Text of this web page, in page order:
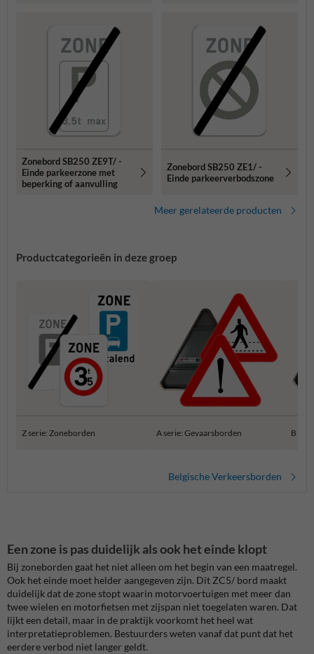
Zonebord SB250 ZE9T/ -
Einde parkeerzone met
beperking of aanvulling
Zonebord SB250 ZE1/ -
Einde parkeerverbodszone
Meer gerelateerde producten
Productcategorieën in deze groep
Z serie: Zoneborden A serie: Gevaarsborden B
Belgische Verkeersborden
Een zone is pas duidelijk als ook het einde klopt
Bij zoneborden gaat het niet alleen om het begin van een maatregel.
Ook het einde moet helder aangegeven zijn. Dit ZC5/ bord maakt
duidelijk dat de zone stopt waarin motorvoertuigen met meer dan
twee wielen en motorfietsen met zijspan niet toegelaten waren. Dat
lijkt een detail, maar in de praktijk voorkomt het heel wat
interpretatieproblemen. Bestuurders weten vanaf dat punt dat het
eerdere verbod niet langer geldt.